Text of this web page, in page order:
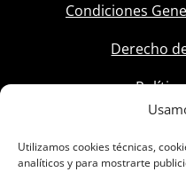
Utilizamos cookies técnicas,
analíticos y para mostrarte
Condiciones
Derecho